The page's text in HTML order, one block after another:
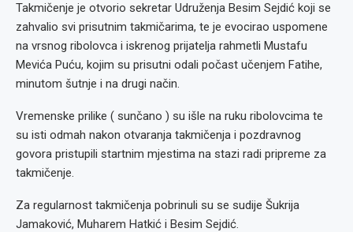
Takmičenje je otvorio sekretar Udruženja Besim Sejdić koji se
zahvalio svi prisutnim takmičarima, te je evocirao uspomene
na vrsnog ribolovca i iskrenog prijatelja rahmetli Mustafu
Mevića Puću, kojim su prisutni odali počast učenjem Fatihe,
minutom šutnje i na drugi način.
Vremenske prilike ( sunčano ) su išle na ruku ribolovcima te
su isti odmah nakon otvaranja takmičenja i pozdravnog
govora pristupili startnim mjestima na stazi radi pripreme za
takmičenje.
Za regularnost takmičenja pobrinuli su se sudije Šukrija
Jamaković, Muharem Hatkić i Besim Sejdić.